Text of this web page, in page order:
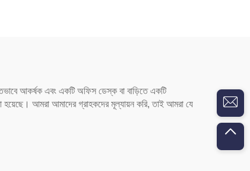
আকর্ষক এবং একটি অফিস ডেস্ক বা বাড়িতে একটি
হয়েছে। আমরা আমাদের গ্রাহকদের মূল্যায়ন করি, তাই আমরা যে